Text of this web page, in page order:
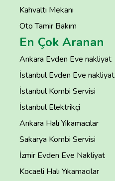
Kahvaltı Mekanı
Oto Tamir Bakım
En Çok Aranan
Ankara Evden Eve nakliyat
İstanbul Evden Eve nakliyat
İstanbul Kombi Servisi
İstanbul Elektrikçi
Ankara Halı Yıkamacılar
Sakarya Kombi Servisi
İzmir Evden Eve Nakliyat
Kocaeli Halı Yıkamacılar